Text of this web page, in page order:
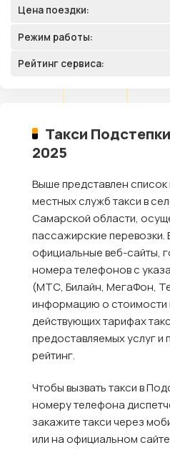
Цена поездки:
Режим работы:
Рейтинг сервиса:
Такси
2025
Выше представлен список
местных служб такси в
Самарской области,
пассажирские перевозки.
официальные веб-сайты,
номера телефонов с
(МТС, Билайн, МегаФон,
информацию о стоимости
действующих тарифах
предоставляемых услуг и
рейтинг.
Чтобы вызвать такси в
номеру телефона
закажите такси через
или на официальном